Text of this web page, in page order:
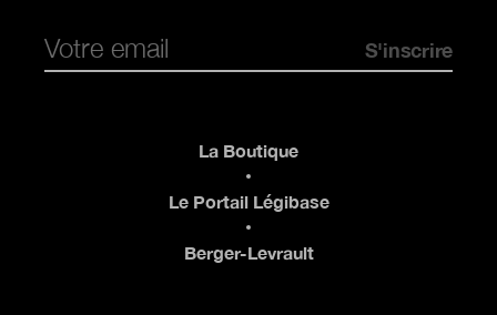
La Boutique
Le Portail Légibase
Berger-Levrault